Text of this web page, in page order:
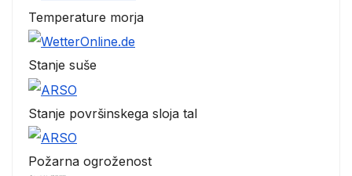
Temperature morja
Stanje suše
Stanje površinskega sloja tal
Požarna ogroženost